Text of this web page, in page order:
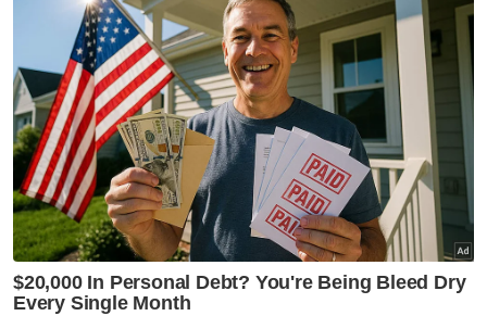
Presiden Pas
Abdul Hadi Awang
Artikel Disyorkan